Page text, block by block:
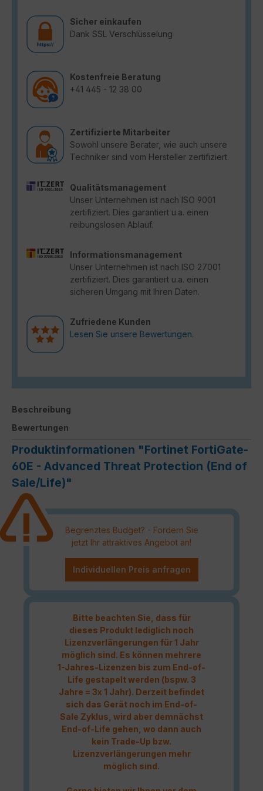
Sicher einkaufen
Dank SSL Verschlüsselung
Kostenfreie Beratung
+41 445 - 12 38 00
Zertifizierte Mitarbeiter
Sowohl unsere Berater, wie auch unsere
Techniker sind vom Hersteller zertifiziert.
Qualitätsmanagement
Unser Unternehmen ist nach ISO 9001
zertifiziert. Dies garantiert u.a. einen
reibungslosen Ablauf.
Informationsmanagement
Unser Unternehmen ist nach ISO 27001
zertifiziert. Dies garantiert u.a. einen
sicheren Umgang mit Ihren Daten.
Zufriedene Kunden
Lesen Sie unsere Bewertungen.
Beschreibung
Bewertungen
Produktinformationen "Fortinet FortiGate-
60E - Advanced Threat Protection (End of
Sale/Life)"
Begrenztes Budget? - Fordern Sie
jetzt Ihr attraktives Angebot an!
Individuellen Preis anfragen
Bitte beachten Sie, dass für
dieses Produkt lediglich noch
Lizenzverlängerungen für 1 Jahr
möglich sind. Es können mehrere
1-Jahres-Lizenzen bis zum End-of-
Life gestapelt werden (bspw. 3
Jahre = 3x 1 Jahr). Derzeit befindet
sich das Gerät noch im End-of-
Sale Zyklus, wird aber demnächst
End-of-Life gehen, wo dann auch
kein Trade-Up bzw.
Lizenzverlängerungen mehr
möglich sind.